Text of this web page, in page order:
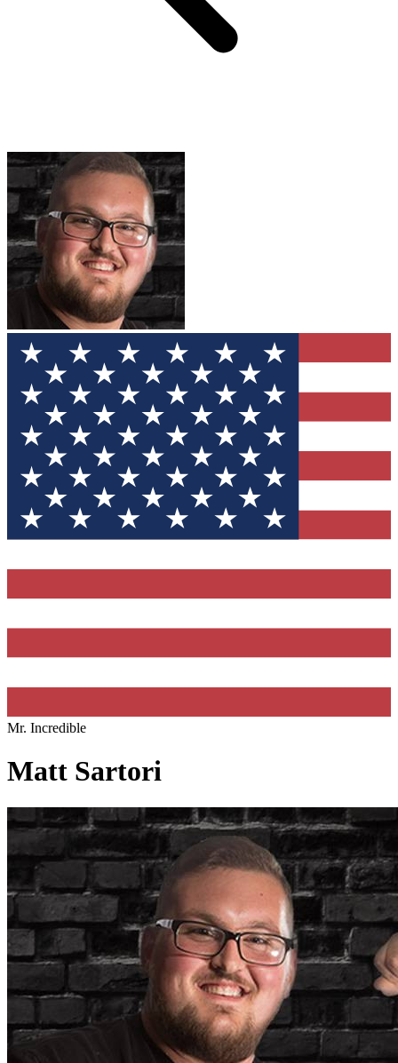
Mr. Incredible
Matt Sartori